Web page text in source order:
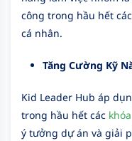
công trong hầu hết
cá nhân.
Tăng Cường Kỹ
Kid Leader Hub áp
trong hầu hết các
ý tưởng dự án và giải